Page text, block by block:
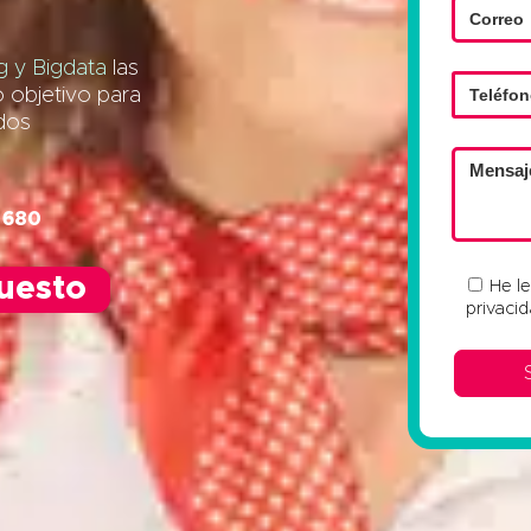
y Bigdata las
objetivo para
680
He